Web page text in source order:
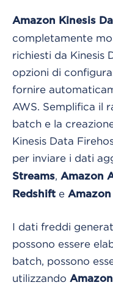
Amazon Kinesis
completamente
richiesti da Kinesis
opzioni di
fornire
AWS. Semplifica il
batch e la
Kinesis Data
per inviare i dati
Streams, Amazon
Redshift e
I dati freddi
possono essere
batch, possono
utilizzando